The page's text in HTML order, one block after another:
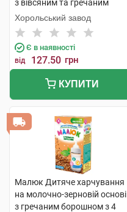
з вівсяним та гречаним
борошном з 6 місяців 350 г 1
пачка
Хорольський завод
Є в наявності
від 127.50 грн
КУПИТИ
Малюк Дитяче харчування
на молочно-зерновій основі
з гречаним борошном з 4